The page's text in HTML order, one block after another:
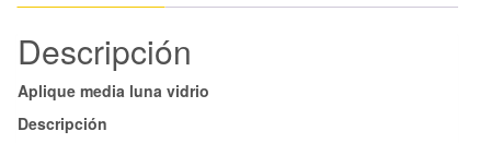
Descripción
Aplique media luna vidrio
Descripción